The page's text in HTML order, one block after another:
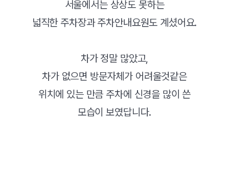
서울에서는 상상도 못하는
넓직한 주차장과 주차안내요원도 계셨어요.
차가 정말 많았고,
차가 없으면 방문자체가 어려울것같은
위치에 있는 만큼 주차에 신경을 많이 쓴
모습이 보였답니다.